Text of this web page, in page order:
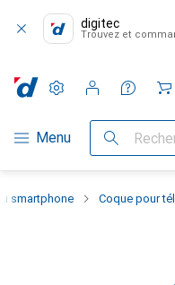
digitec
Trouvez et
Navigation par catégorie
Menu Recherche
Paramètres
Compte client
Listes de comparaison
Listes d'envies
Panier
smartphone Coque pour